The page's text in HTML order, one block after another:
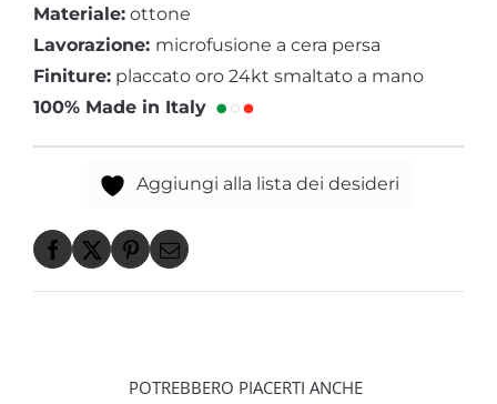
Materiale: ottone
Lavorazione: microfusione a cera persa
Finiture: placcato oro 24kt smaltato a mano
100% Made in Italy
Aggiungi alla lista dei desideri
POTREBBERO PIACERTI ANCHE